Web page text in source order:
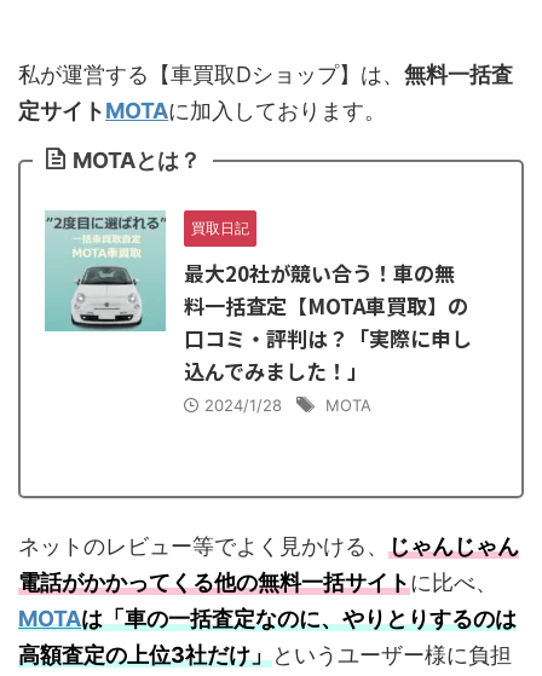
私が運営する【車買取Dショップ】は、 無料一括査
定サイトMOTAに加入しております。
MOTAとは？
買取日記
最大20社が競い合う！車の無
料一括査定【MOTA車買取】の
口コミ・評判は？「実際に申し
込んでみました！」
2024/1/28 MOTA
ネットのレビュー等でよく見かける、 じゃんじゃん
電話がかかってくる他の無料一括サイトに比べ、
MOTAは「車の一括査定なのに、やりとりするのは
高額査定の上位3社だけ」というユーザー様に負担